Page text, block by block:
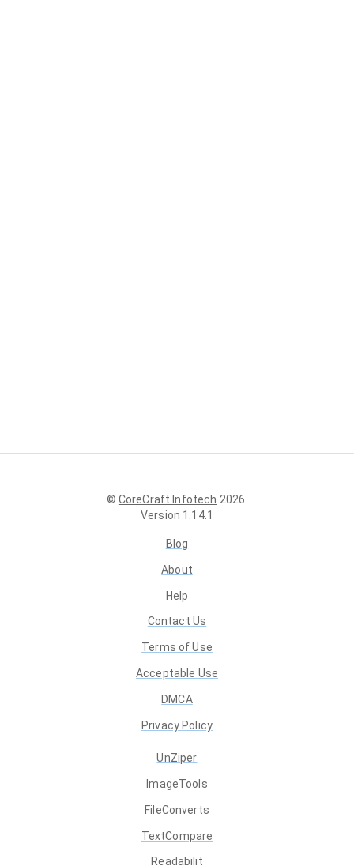
© CoreCraft Infotech 2026
Version 1.14.1
Blog
About
Help
Contact Us
Terms of Use
Acceptable Use
DMCA
Privacy Policy
UnZiper
ImageTools
FileConverts
TextCompare
Readabilit